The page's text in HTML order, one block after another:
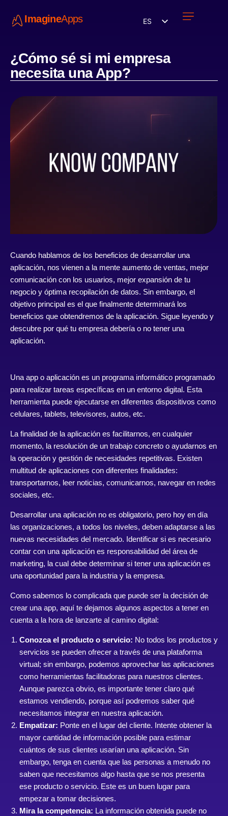
ImagineApps ES
¿Cómo sé si mi empresa
necesita una App?
Cuando hablamos de los beneficios de desarrollar una
aplicación, nos vienen a la mente aumento de ventas, mejor
comunicación con los usuarios, mejor expansión de tu
negocio y óptima recopilación de datos. Sin embargo, el
objetivo principal es el que finalmente determinará los
beneficios que obtendremos de la aplicación. Sigue leyendo y
descubre por qué tu empresa debería o no tener una
aplicación.
Una app o aplicación es un programa informático programado
para realizar tareas específicas en un entorno digital. Esta
herramienta puede ejecutarse en diferentes dispositivos como
celulares, tablets, televisores, autos, etc.
La finalidad de la aplicación es facilitarnos, en cualquier
momento, la resolución de un trabajo concreto o ayudarnos en
la operación y gestión de necesidades repetitivas. Existen
multitud de aplicaciones con diferentes finalidades:
transportarnos, leer noticias, comunicarnos, navegar en redes
sociales, etc.
Desarrollar una aplicación no es obligatorio, pero hoy en día
las organizaciones, a todos los niveles, deben adaptarse a las
nuevas necesidades del mercado. Identificar si es necesario
contar con una aplicación es responsabilidad del área de
marketing, la cual debe determinar si tener una aplicación es
una oportunidad para la industria y la empresa.
Como sabemos lo complicada que puede ser la decisión de
crear una app, aquí te dejamos algunos aspectos a tener en
cuenta a la hora de lanzarte al camino digital:
Conozca el producto o servicio: No todos los productos y
servicios se pueden ofrecer a través de una plataforma
virtual; sin embargo, podemos aprovechar las aplicaciones
como herramientas facilitadoras para nuestros clientes.
Aunque parezca obvio, es importante tener claro qué
estamos vendiendo, porque así podremos saber qué
necesitamos integrar en nuestra aplicación.
Empatizar: Ponte en el lugar del cliente. Intente obtener la
mayor cantidad de información posible para estimar
cuántos de sus clientes usarían una aplicación. Sin
embargo, tenga en cuenta que las personas a menudo no
saben que necesitamos algo hasta que se nos presenta
ese producto o servicio. Este es un buen lugar para
empezar a tomar decisiones.
Mira la competencia: La información obtenida puede no